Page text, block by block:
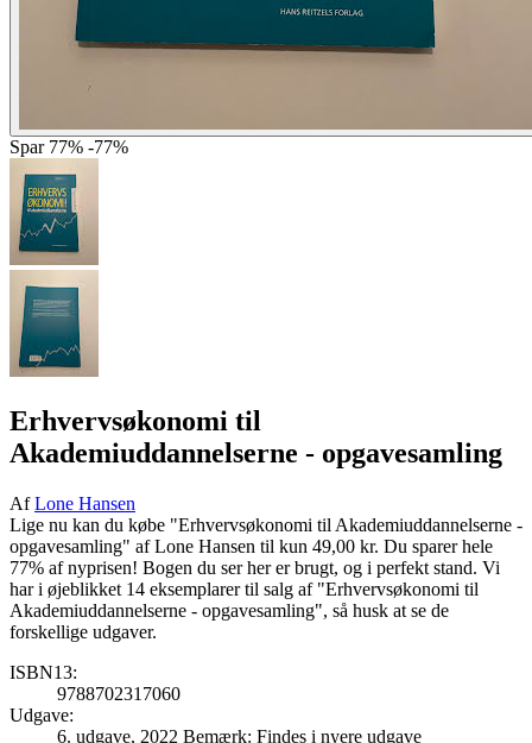
Spar 77% -77%
Erhvervsøkonomi til
Akademiuddannelserne - opgavesamling
AfLone Hansen
Lige nu kan du købe "Erhvervsøkonomi til Akademiuddannelserne -
opgavesamling" af Lone Hansen til kun 49,00 kr. Du sparer hele
77% af nyprisen! Bogen du ser her er brugt, og i perfekt stand. Vi
har i øjeblikket 14 eksemplarer til salg af "Erhvervsøkonomi til
Akademiuddannelserne - opgavesamling", så husk at se de
forskellige udgaver.
ISBN13:
9788702317060
Udgave:
6. udgave, 2022 Bemærk: Findes i nyere udgave